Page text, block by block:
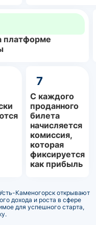
платформе
7
С каждого
проданного
билета
начисляется
комиссия,
которая
фиксируется
как прибыль
Каменогорск открывают
дохода и роста в сфере
для успешного старта,